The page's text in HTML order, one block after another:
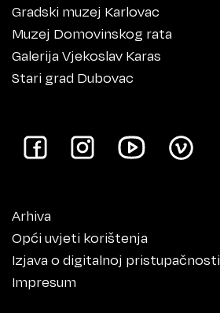
Gradski muzej Karlovac
Muzej Domovinskog rata
Galerija Vjekoslav Karas
Stari grad Dubovac
Arhiva
Opći uvjeti korištenja
Izjava o digitalnoj pristupačnosti
Impresum